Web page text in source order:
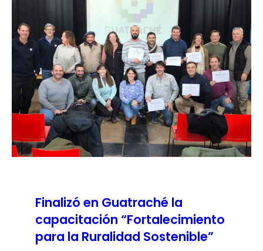
Finalizó en Guatraché la
capacitación “Fortalecimiento
para la Ruralidad Sostenible”